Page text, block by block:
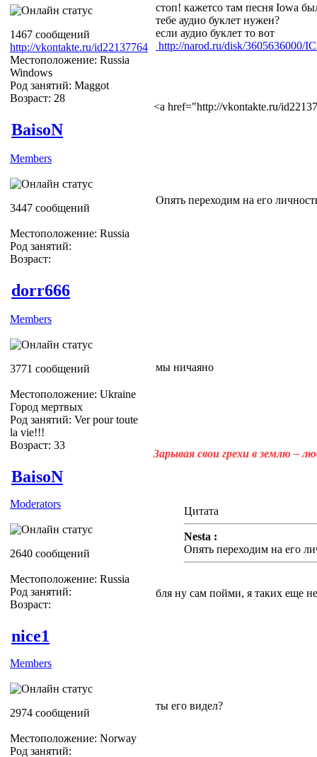
1467 сообщений
http://vkontakte.ru/id22137764
Местоположение: Russia
Windows
Род занятий: Maggot
Возраст: 28
стоп! кажетсо там песня Iowa
тебе аудио буклет нужен?
если аудио буклет то вот
http://narod.ru/disk/3605636000/
<a href="http://vkontakte.ru/
BaisoN
Members
3447 сообщений
Местоположение: Russia
Род занятий:
Возраст:
Опять переходим на его
dorr666
Members
3771 сообщений
Местоположение: Ukraine
Город мертвых
Род занятий: Ver pour toute
la vie!!!
Возраст: 33
мы ничаяно
Зарывая свои грехи в землю –
BaisoN
Moderators
2640 сообщений
Местоположение: Russia
Род занятий:
Возраст:
Цитата
Nesta :
Опять переходим на его
бля ну сам пойми, я таких еще
nice1
Members
2974 сообщений
Местоположение: Norway
Род занятий:
ты его видел?